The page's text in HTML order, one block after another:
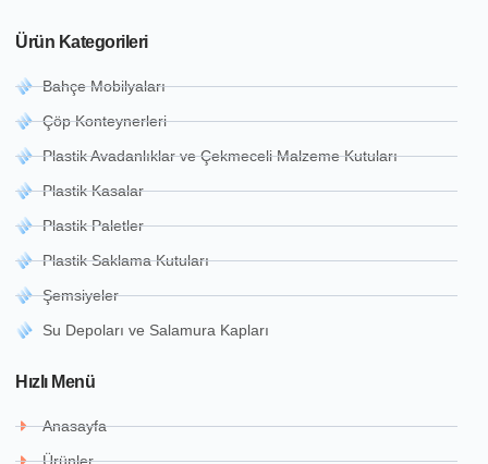
Ürün Kategorileri
Bahçe Mobilyaları
Çöp Konteynerleri
Plastik Avadanlıklar ve Çekmeceli Malzeme Kutuları
Plastik Kasalar
Plastik Paletler
Plastik Saklama Kutuları
Şemsiyeler
Su Depoları ve Salamura Kapları
Hızlı Menü
Anasayfa